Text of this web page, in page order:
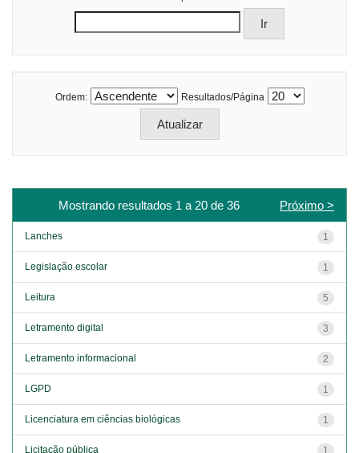
Ordem: Resultados/Página
Mostrando resultados 1 a 20 de 36 Próximo >
Lanches 1
Legislação escolar 1
Leitura 5
Letramento digital 3
Letramento informacional 2
LGPD 1
Licenciatura em ciências biológicas 1
Licitação pública 1